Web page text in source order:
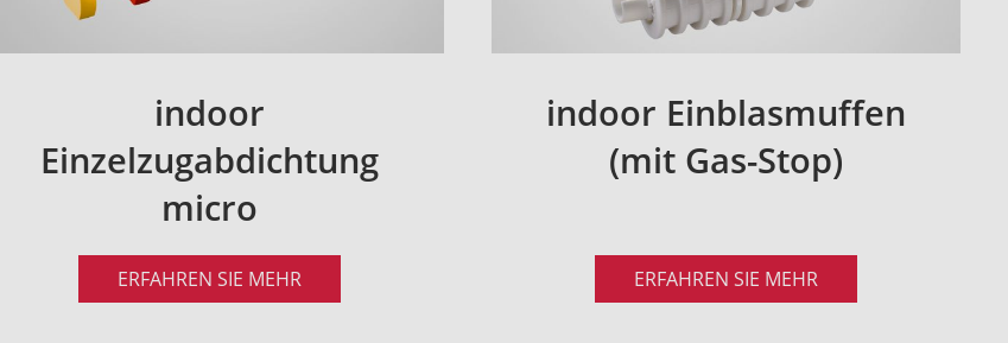
indoor
Einzelzugabdichtung
micro
ERFAHREN SIE MEHR
indoor Einblasmuffen
(mit Gas-Stop)
ERFAHREN SIE MEHR